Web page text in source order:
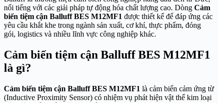
nổi tiếng với các giải pháp tự động hóa chất lượng cao. Dòng Cảm
biến tiệm cận Balluff BES M12MF1 được thiết kế để đáp ứng các
yêu cầu khắt khe trong ngành sản xuất, cơ khí, thực phẩm, đóng
gói, logistics và nhiều lĩnh vực công nghiệp khác.
Cảm biến tiệm cận Balluff BES M12MF1
là gì?
Cảm biến tiệm cận Balluff BES M12MF1 là cảm biến cảm ứng từ
(Inductive Proximity Sensor) có nhiệm vụ phát hiện vật thể kim loại